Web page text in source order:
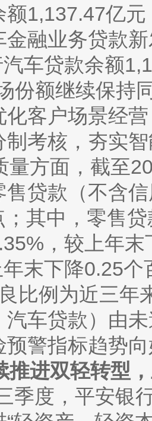
额1,137.47亿
金融业务贷款
车贷款余额
份额继续保持
化客户场景经
制考核，夯实
方面，截至
售贷款（不含
其中，零售
，较上年
末下降0.25
比例为近三年
汽车贷款）由
预警指标趋势
双轻转型，
度，平安银行